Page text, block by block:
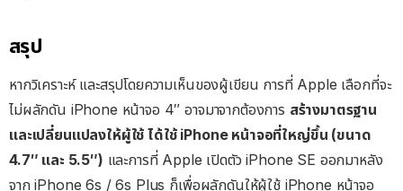
สรุป
หากวิเคราะห์ และสรุปโดยความเห็นของผู้เขียน การที่ Apple เลือกที่จะ
ไม่ผลักดัน iPhone หน้าจอ 4″ อาจมาจากต้องการ สร้างมาตรฐาน
และเปลี่ยนแปลงให้ผู้ใช้ ได้ใช้ iPhone หน้าจอที่ใหญ่ขึ้น (ขนาด
4.7″ และ 5.5″) และการที่ Apple เปิดตัว iPhone SE ออกมาหลัง
จาก iPhone 6s / 6s Plus ก็เพื่อผลักดันให้ผู้ใช้ iPhone หน้าจอ